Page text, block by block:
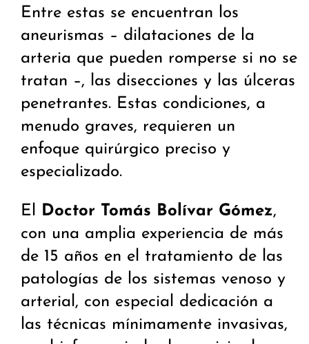
Entre estas se encuentran los
aneurismas – dilataciones de la
arteria que pueden romperse si no se
tratan –, las disecciones y las úlceras
penetrantes. Estas condiciones, a
menudo graves, requieren un
enfoque quirúrgico preciso y
especializado.
El Doctor Tomás Bolívar Gómez,
con una amplia experiencia de más
de 15 años en el tratamiento de las
patologías de los sistemas venoso y
arterial, con especial dedicación a
las técnicas mínimamente invasivas,